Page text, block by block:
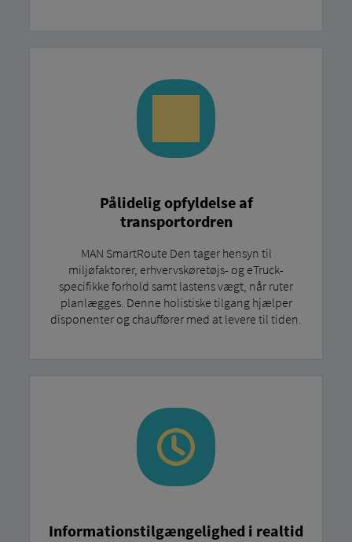
Pålidelig opfyldelse af
transportordren
MAN SmartRoute Den tager hensyn til
miljøfaktorer, erhvervskøretøjs- og eTruck-
specifikke forhold samt lastens vægt, når ruter
planlægges. Denne holistiske tilgang hjælper
disponenter og chauffører med at levere til tiden.
Informationstilgængelighed i realtid